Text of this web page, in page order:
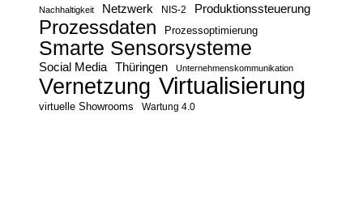
Nachhaltigkeit Netzwerk NIS-2 Produktionssteuerung
Prozessdaten Prozessoptimierung
Smarte Sensorsysteme
Social Media Thüringen Unternehmenskommunikation
Vernetzung Virtualisierung
virtuelle Showrooms Wartung 4.0